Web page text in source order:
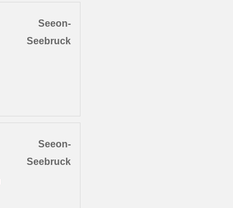
Seeon-
Seebruck
Seeon-
Seebruck